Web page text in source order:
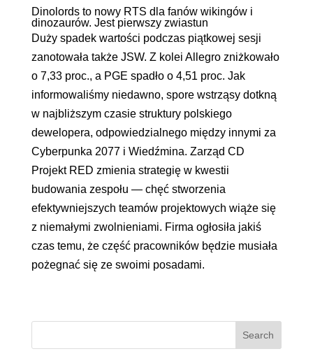
Dinolords to nowy RTS dla fanów wikingów i
dinozaurów. Jest pierwszy zwiastun
Duży spadek wartości podczas piątkowej sesji
zanotowała także JSW. Z kolei Allegro zniżkowało
o 7,33 proc., a PGE spadło o 4,51 proc. Jak
informowaliśmy niedawno, spore wstrząsy dotkną
w najbliższym czasie struktury polskiego
dewelopera, odpowiedzialnego między innymi za
Cyberpunka 2077 i Wiedźmina. Zarząd CD
Projekt RED zmienia strategię w kwestii
budowania zespołu — chęć stworzenia
efektywniejszych teamów projektowych wiąże się
z niemałymi zwolnieniami. Firma ogłosiła jakiś
czas temu, że część pracowników będzie musiała
pożegnać się ze swoimi posadami.